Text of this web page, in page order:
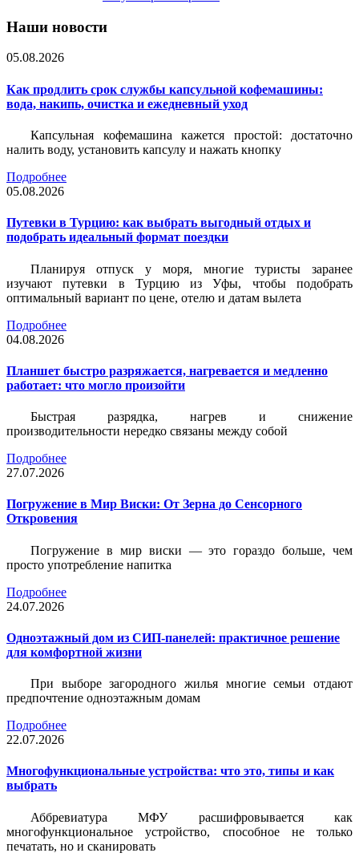
Наши новости
05.08.2026
Как продлить срок службы капсульной кофемашины:
вода, накипь, очистка и ежедневный уход
Капсульная кофемашина кажется простой: достаточно
налить воду, установить капсулу и нажать кнопку
Подробнее
05.08.2026
Путевки в Турцию: как выбрать выгодный отдых и
подобрать идеальный формат поездки
Планируя отпуск у моря, многие туристы заранее
изучают путевки в Турцию из Уфы, чтобы подобрать
оптимальный вариант по цене, отелю и датам вылета
Подробнее
04.08.2026
Планшет быстро разряжается, нагревается и медленно
работает: что могло произойти
Быстрая разрядка, нагрев и снижение
производительности нередко связаны между собой
Подробнее
27.07.2026
Погружение в Мир Виски: От Зерна до Сенсорного
Откровения
Погружение в мир виски — это гораздо больше, чем
просто употребление напитка
Подробнее
24.07.2026
Одноэтажный дом из СИП-панелей: практичное решение
для комфортной жизни
При выборе загородного жилья многие семьи отдают
предпочтение одноэтажным домам
Подробнее
22.07.2026
Многофункциональные устройства: что это, типы и как
выбрать
Аббревиатура МФУ расшифровывается как
многофункциональное устройство, способное не только
печатать, но и сканировать